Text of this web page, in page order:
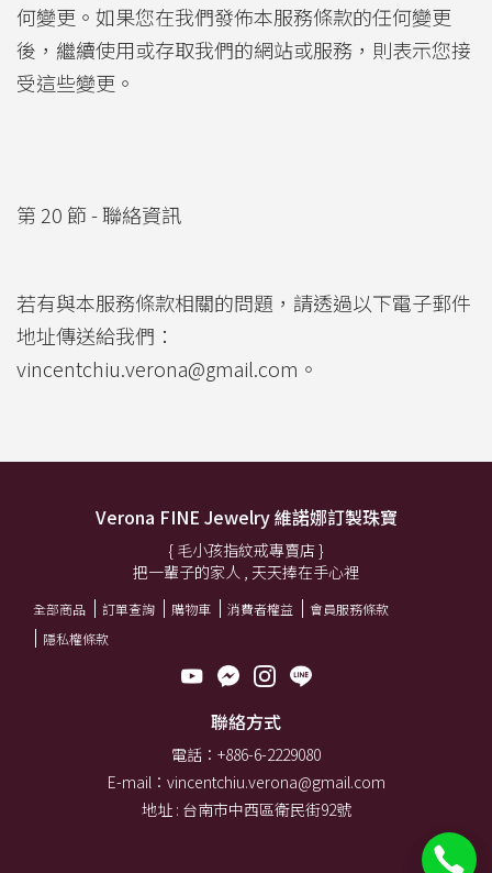
何變更。如果您在我們發佈本服務條款的任何變更
後，繼續使用或存取我們的網站或服務，則表示您接
受這些變更。
第 20 節 - 聯絡資訊
若有與本服務條款相關的問題，請透過以下電子郵件
地址傳送給我們：
vincentchiu.verona@gmail.com。
Verona FINE Jewelry 維諾娜訂製珠寶
{ 毛小孩指紋戒專賣店 }
把一輩子的家人 , 天天捧在手心裡
全部商品 訂單查詢 購物車 消費者權益
會員服務條款
隱私權條款
聯絡方式
電話：+886-6-2229080
E-mail：vincentchiu.verona@gmail.com
地址 : 台南市中西區衛民街92號